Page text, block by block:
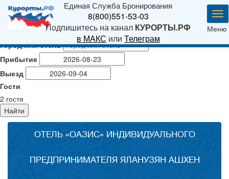
Единая Служба Бронирования
8(800)551-53-03
Подпишитесь на канал КУРОРТЫ.РФ
в МАКС или Телеграм
Меню
Город или отель
Прибытие
Выезд
Гости
2 гостя
Найти
ОТЕЛЬ «ОАЗИС» ИНДИВИДУАЛЬНОГО
ПРЕДПРИНИМАТЕЛЯ ЯЛАНУЗЯН АШХЕН